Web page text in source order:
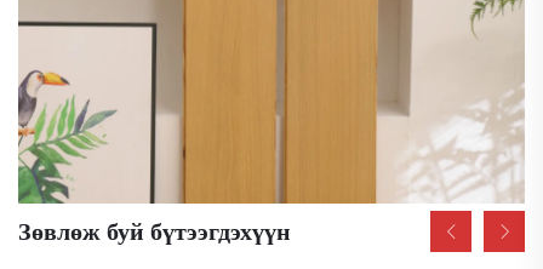
Зөвлөж буй бүтээгдэхүүн